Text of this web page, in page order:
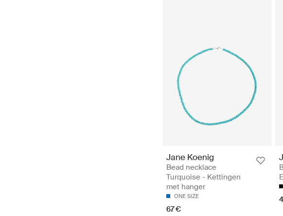
Jane Koenig
Bead necklace
Turquoise - Kettingen
met hanger
ONE SIZE
67 €